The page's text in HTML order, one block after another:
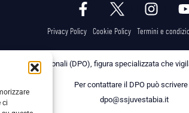
ci
Privacy Policy Cookie Policy Termini e
dei Dati Personali (DPO), figura specializzata che
Per contattare il DPO può scrivere
dpo@ssjuvestabia.it